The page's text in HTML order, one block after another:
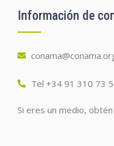
Información de
Tel +34 91 310 73
Si eres un medio,